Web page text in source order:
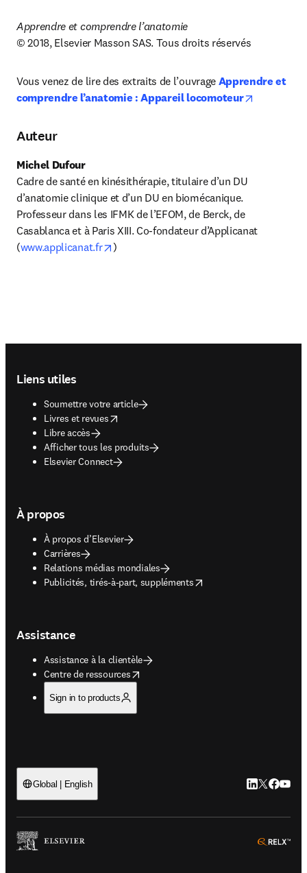
Apprendre et comprendre l’anatomie
© 2018, Elsevier Masson SAS. Tous droits réservés
Vous venez de lire des extraits de l’ouvrage Apprendre et
comprendre l’anatomie : Appareil locomoteur
Auteur
Michel Dufour
Cadre de santé en kinésithérapie, titulaire d’un DU
d’anatomie clinique et d’un DU en biomécanique.
Professeur dans les IFMK de l’EFOM, de Berck, de
Casablanca et à Paris XIII. Co-fondateur d’Applicanat
(www.applicanat.fr opens in new tab/window
)
Liens utiles
Soumettre votre article
Livres et revues
opens in new tab/window
Libre accès
Afficher tous les produits
Elsevier Connect
À propos
À propos d’Elsevier
Carrières
Relations médias mondiales
Publicités, tirés-à-part, suppléments
opens in new tab/window
Assistance
Assistance à la clientèle
Centre de ressources
opens in new tab/window
Sign in to products
Global | English LinkedIn
Twitter